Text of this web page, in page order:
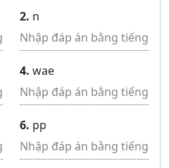
2. n
4. wae
6. pp